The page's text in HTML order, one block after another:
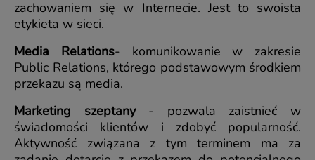
zachowaniem się w Internecie. Jest to swoista
etykieta w sieci.
Media Relations- komunikowanie w zakresie
Public Relations, którego podstawowym środkiem
przekazu są media.
Marketing szeptany- pozwala zaistnieć w
świadomości klientów i zdobyć popularność.
Aktywność związana z tym terminem ma za